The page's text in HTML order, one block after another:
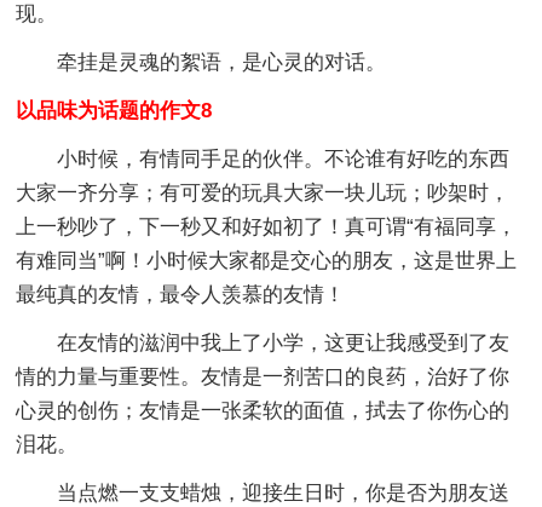
现。
牵挂是灵魂的絮语，是心灵的对话。
以品味为话题的作文8
小时候，有情同手足的伙伴。不论谁有好吃的东西
大家一齐分享；有可爱的玩具大家一块儿玩；吵架时，
上一秒吵了，下一秒又和好如初了！真可谓“有福同享，
有难同当”啊！小时候大家都是交心的朋友，这是世界上
最纯真的友情，最令人羡慕的友情！
在友情的滋润中我上了小学，这更让我感受到了友
情的力量与重要性。友情是一剂苦口的良药，治好了你
心灵的创伤；友情是一张柔软的面值，拭去了你伤心的
泪花。
当点燃一支支蜡烛，迎接生日时，你是否为朋友送